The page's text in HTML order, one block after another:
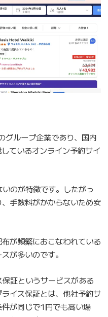
ループ企業であり、国内
ているオンライン予約サイ
のが特徴です。したがっ
手数料がかからないため安
が頻繁におこなわれている
が多いのです。
証というサービスがある
イス保証とは、他社予約サ
が同じで1円でも高い場